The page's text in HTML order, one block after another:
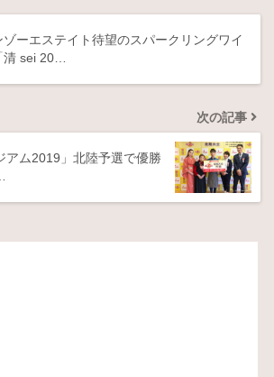
ゾーエステイト待望のスパークリングワイ
清 sei 20…
次の記事
アム2019」北陸予選で優勝